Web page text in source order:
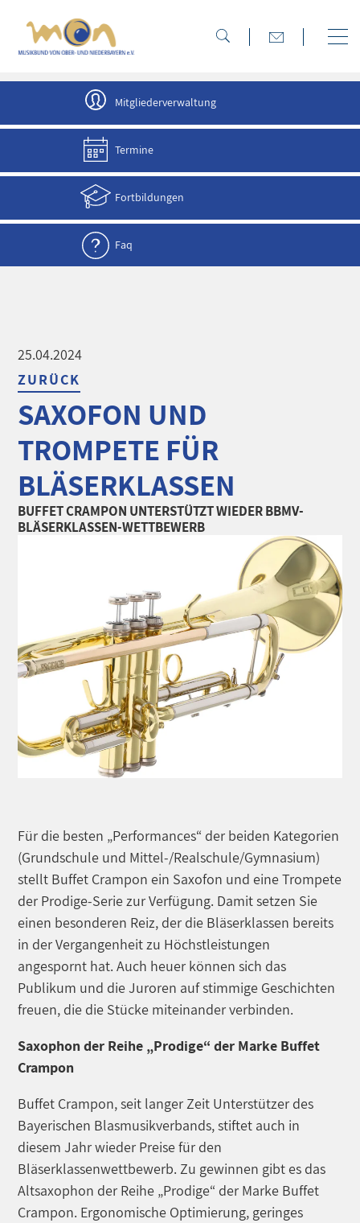
direkt zur Navigation
Mitgliederverwaltung
Termine
Fortbildungen
Faq
25.04.2024
ZURÜCK
SAXOFON UND
TROMPETE FÜR
BLÄSERKLASSEN
BUFFET CRAMPON UNTERSTÜTZT WIEDER BBMV-
BLÄSERKLASSEN-WETTBEWERB
Für die besten „Performances“ der beiden Kategorien
(Grundschule und Mittel-/Realschule/Gymnasium)
stellt Buffet Crampon ein Saxofon und eine Trompete
der Prodige-Serie zur Verfügung. Damit setzen Sie
einen besonderen Reiz, der die Bläserklassen bereits
in der Vergangenheit zu Höchstleistungen
angespornt hat. Auch heuer können sich das
Publikum und die Juroren auf stimmige Geschichten
freuen, die die Stücke miteinander verbinden.
Saxophon der Reihe „Prodige“ der Marke Buffet
Crampon
Buffet Crampon, seit langer Zeit Unterstützer des
Bayerischen Blasmusikverbands, stiftet auch in
diesem Jahr wieder Preise für den
Bläserklassenwettbewerb. Zu gewinnen gibt es das
Altsaxophon der Reihe „Prodige“ der Marke Buffet
Crampon. Ergonomische Optimierung, geringes